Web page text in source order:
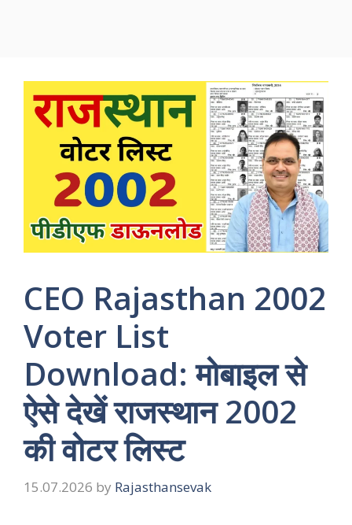
CEO Rajasthan 2002
Voter List
Download: मोबाइल से
ऐसे देखें राजस्थान 2002
की वोटर लिस्ट
15.07.2026 by Rajasthansevak